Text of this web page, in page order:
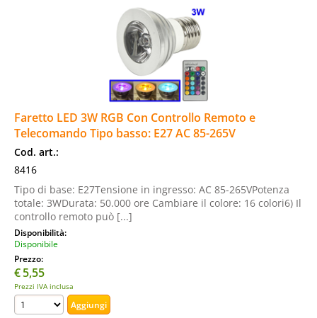
Faretto LED 3W RGB Con Controllo Remoto e
Telecomando Tipo basso: E27 AC 85-265V
Cod. art.:
8416
Tipo di base: E27Tensione in ingresso: AC 85-265VPotenza
totale: 3WDurata: 50.000 ore Cambiare il colore: 16 colori6) Il
controllo remoto può [...]
Disponibilità:
Disponibile
Prezzo:
€5,55
Prezzi IVA inclusa